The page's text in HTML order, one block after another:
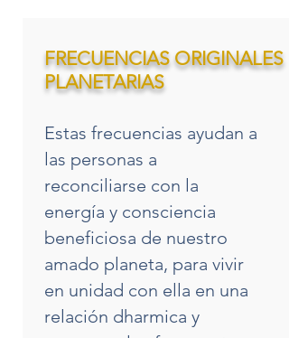
FRECUENCIAS ORIGINALES
PLANETARIAS
Estas frecuencias ayudan a
las personas a
reconciliarse con la
energía y consciencia
beneficiosa de nuestro
amado planeta, para vivir
en unidad con ella en una
relación dharmica y